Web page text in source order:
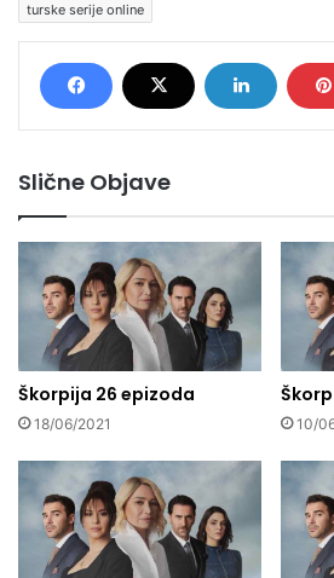
turske serije online
Slične Objave
Škorpija 26 epizoda
18/06/2021 10/